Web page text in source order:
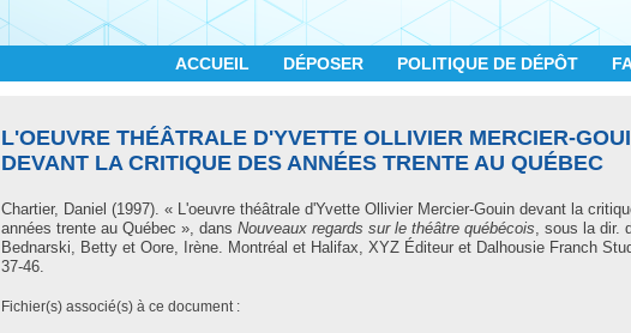
ACCUEIL DÉPOSER POLITIQUE DE DÉPÔT
L'OEUVRE THÉÂTRALE D'YVETTE OLLIVIER MERCIER-
DEVANT LA CRITIQUE DES ANNÉES TRENTE AU QUÉBEC
Chartier, Daniel (1997). « L'oeuvre théâtrale d'Yvette Ollivier Mercier-Gouin devant la
années trente au Québec », dans Nouveaux regards sur le théâtre québécois, sous la dir.
Bednarski, Betty et Oore, Irène. Montréal et Halifax, XYZ Éditeur et Dalhousie Franch
37-46.
Fichier(s) associé(s) à ce document :